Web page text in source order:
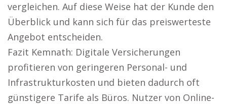
vergleichen. Auf diese Weise hat der Kunde den
Überblick und kann sich für das preiswerteste
Angebot entscheiden.
Fazit Kemnath: Digitale Versicherungen
profitieren von geringeren Personal- und
Infrastrukturkosten und bieten dadurch oft
günstigere Tarife als Büros. Nutzer von Online-